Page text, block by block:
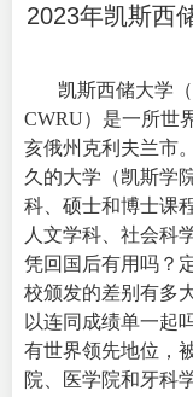
2023年凯斯西
凯斯西储大学（
CWRU）是一所世
亥俄州克利夫兰市
久的大学（凯斯学
科、硕士和博士课
人文学科、社会科
凭回国后有用吗？
校颁发的差别有多
以连同成绩单一起
有世界领先地位，
院、医学院和牙科